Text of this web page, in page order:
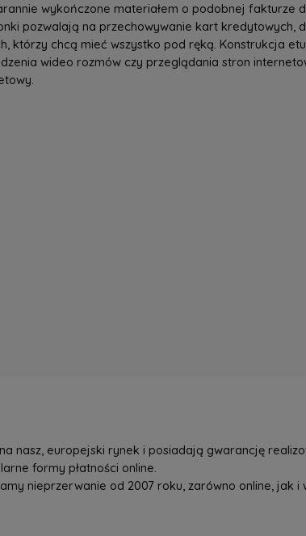
wykończone materiałem o podobnej fakturze
pozwalają na przechowywanie kart kredytowych,
którzy chcą mieć wszystko pod ręką. Konstrukcja
wideo rozmów czy przeglądania stron
nasz, europejski rynek i posiadają gwarancję
formy płatności online.
nieprzerwanie od 2007 roku, zarówno online, jak i